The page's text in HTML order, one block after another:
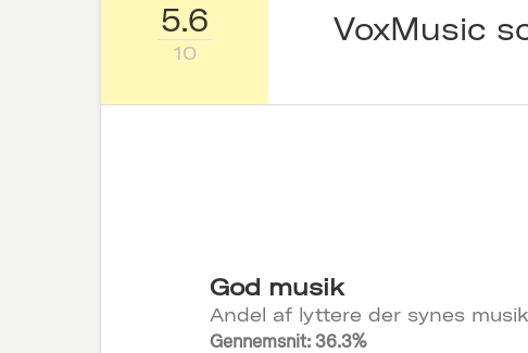
5.6
10
VoxMusic
God musik
Andel af lyttere der synes
Gennemsnit: 36.3%